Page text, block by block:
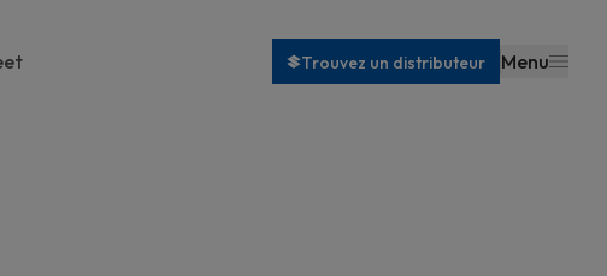
Trouvez un distributeur Menu